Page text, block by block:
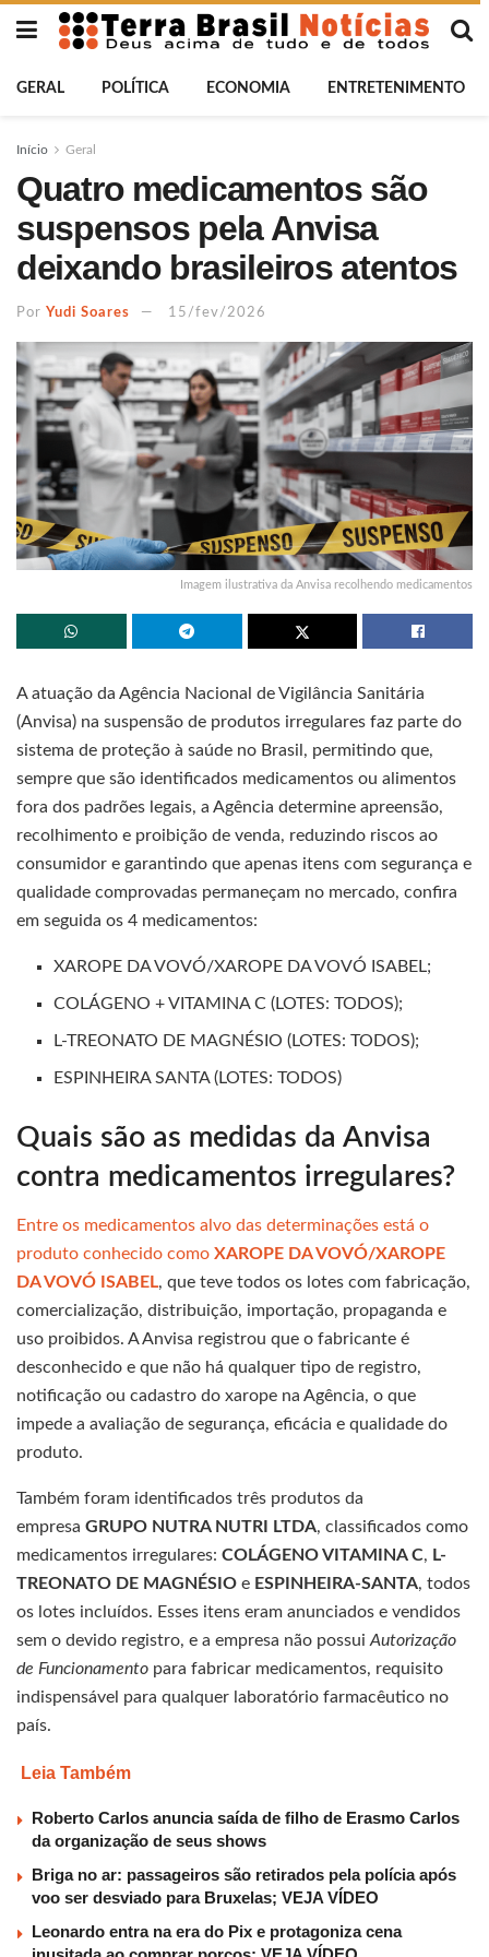
GERAL POLÍTICA ECONOMIA ENTRETENIMENTO
Início Geral
Quatro medicamentos são
suspensos pela Anvisa
deixando brasileiros atentos
Por Yudi Soares 15/fev/2026
Imagem ilustrativa da Anvisa recolhendo medicamentos
A atuação da Agência Nacional de Vigilância Sanitária
(Anvisa) na suspensão de produtos irregulares faz parte do
sistema de proteção à saúde no Brasil, permitindo que,
sempre que são identificados medicamentos ou alimentos
fora dos padrões legais, a Agência determine apreensão,
recolhimento e proibição de venda, reduzindo riscos ao
consumidor e garantindo que apenas itens com segurança e
qualidade comprovadas permaneçam no mercado, confira
em seguida os 4 medicamentos:
XAROPE DA VOVÓ/XAROPE DA VOVÓ ISABEL;
COLÁGENO + VITAMINA C (LOTES: TODOS);
L-TREONATO DE MAGNÉSIO (LOTES: TODOS);
ESPINHEIRA SANTA (LOTES: TODOS)
Quais são as medidas da Anvisa
contra medicamentos irregulares?
Entre os medicamentos alvo das determinações está o
produto conhecido como XAROPE DA VOVÓ/XAROPE
DA VOVÓ ISABEL, que teve todos os lotes com fabricação,
comercialização, distribuição, importação, propaganda e
uso proibidos. A Anvisa registrou que o fabricante é
desconhecido e que não há qualquer tipo de registro,
notificação ou cadastro do xarope na Agência, o que
impede a avaliação de segurança, eficácia e qualidade do
produto.
Também foram identificados três produtos da
empresa GRUPO NUTRA NUTRI LTDA, classificados como
medicamentos irregulares: COLÁGENO VITAMINA C, L-
TREONATO DE MAGNÉSIO e ESPINHEIRA-SANTA, todos
os lotes incluídos. Esses itens eram anunciados e vendidos
sem o devido registro, e a empresa não possuiAutorização
de Funcionamento para fabricar medicamentos, requisito
indispensável para qualquer laboratório farmacêutico no
país.
Leia Também
Roberto Carlos anuncia saída de filho de Erasmo Carlos
da organização de seus shows
Briga no ar: passageiros são retirados pela polícia após
voo ser desviado para Bruxelas; VEJA VÍDEO
Leonardo entra na era do Pix e protagoniza cena